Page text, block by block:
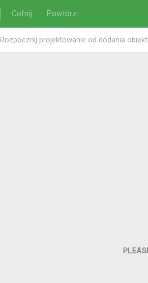
Cofnij Powtórz
Rozpocznij projektowanie od dodania